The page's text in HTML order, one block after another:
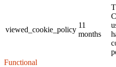
viewed_cookie_policy
11
months
Functional